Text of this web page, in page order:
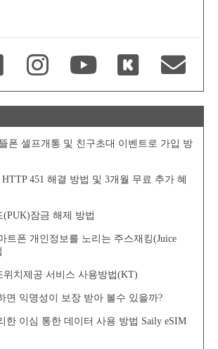
폰 셀프개통 및 친구초대 이벤트로 가입 방
451 해결 방법 및 3개월 무료 추가 혜
(PUK)잠금 해제 방법
트폰 개인정보를 노리는 주스재킹(Juice
위치제공 서비스 사용방법(KT)
면 익명성이 보장 받아 볼수 있을까?
한 이심 통한 데이터 사용 방법 Saily eSIM